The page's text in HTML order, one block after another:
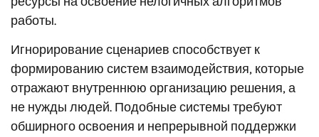
работы.
Игнорирование сценариев способствует к
формированию систем взаимодействия, которые
отражают внутреннюю организацию решения, а
не нужды людей. Подобные системы требуют
обширного освоения и непрерывной поддержки